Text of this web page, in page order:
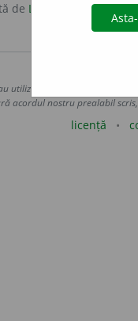
de LauraGellner
utilizarea datelor de pe
acordul nostru prealabil
licență